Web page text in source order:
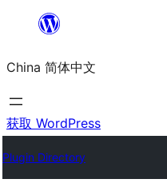
内
容
China 简体中文
获取 WordPress
Plugin Directory